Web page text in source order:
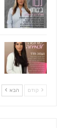
קודם הבא